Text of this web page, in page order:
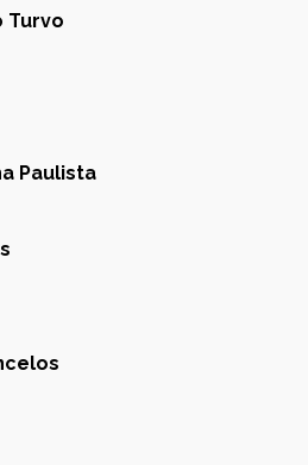
Turvo
Paulista